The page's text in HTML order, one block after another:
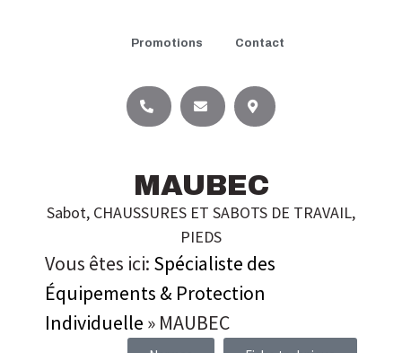
Promotions Contact
MAUBEC
Sabot, CHAUSSURES ET SABOTS DE TRAVAIL,
PIEDS
Vous êtes ici: Spécialiste des
Équipements & Protection
Individuelle » MAUBEC